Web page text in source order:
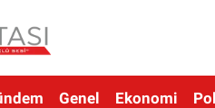
Genel Ekonomi